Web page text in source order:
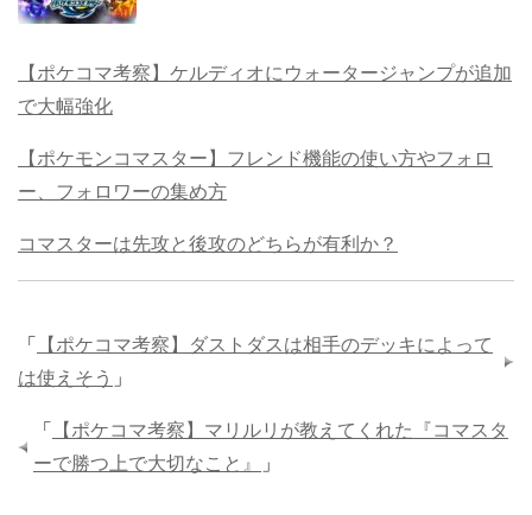
【ポケコマ考察】ケルディオにウォータージャンプが追加
で大幅強化
【ポケモンコマスター】フレンド機能の使い方やフォロ
ー、フォロワーの集め方
コマスターは先攻と後攻のどちらが有利か？
「
【ポケコマ考察】ダストダスは相手のデッキによって
は使えそう 」
「
【ポケコマ考察】マリルリが教えてくれた『コマスタ
ーで勝つ上で大切なこと』
」